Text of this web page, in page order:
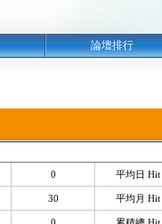
論壇排行
0 平均日 Hit
30 平均月 Hit